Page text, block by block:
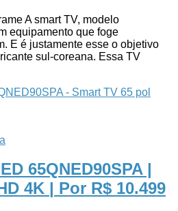
A smart TV, modelo
equipamento que foge
E é justamente esse o objetivo
sul-coreana. Essa TV
65QNED90SPA |
4K | Por R$ 10.499